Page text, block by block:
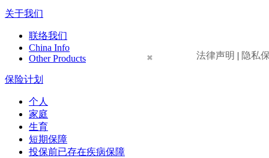
关于我们
联络我们
China Info
Other Products
保险计划
个人
家庭
生育
短期保障
投保前已存在疾病保障
法律声明 | 隐私
✖